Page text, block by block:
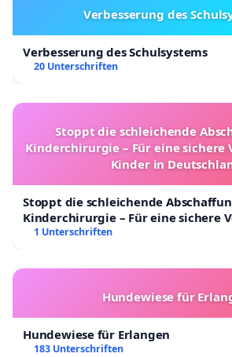
Verbesserung des
Verbesserung des Schulsystems
20 Unterschriften
Stoppt die schleichende
Kinderchirurgie – Für eine sichere
Kinder in
Stoppt die schleichende
Kinderchirurgie – Für eine sichere
Kinder in Deutschland
1 Unterschriften
Hundewiese für
Hundewiese für Erlangen
183 Unterschriften